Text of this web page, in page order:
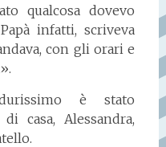
qualcosa dovevo
infatti, scriveva
con gli orari e
è stato
casa, Alessandra,